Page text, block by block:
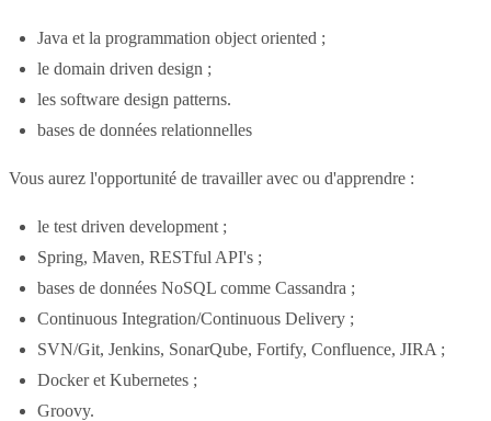
Java et la programmation object oriented ;
le domain driven design ;
les software design patterns.
bases de données relationnelles
Vous aurez l'opportunité de travailler avec ou d'apprendre :
le test driven development ;
Spring, Maven, RESTful API's ;
bases de données NoSQL comme Cassandra ;
Continuous Integration/Continuous Delivery ;
SVN/Git, Jenkins, SonarQube, Fortify, Confluence, JIRA ;
Docker et Kubernetes ;
Groovy.